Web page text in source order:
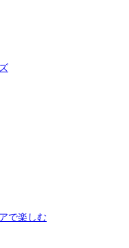
で楽しむ